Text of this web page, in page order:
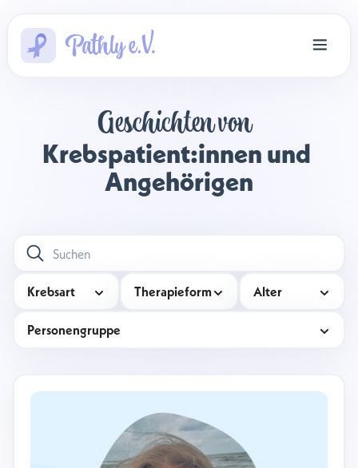
Geschichten von
Krebspatient:innen und
Angehörigen
Krebsart Therapieform Alter
Personengruppe